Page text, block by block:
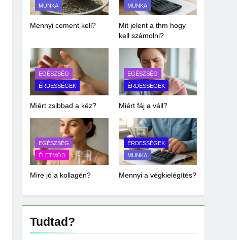
MUNKA
Mennyi cement kell?
MUNKA
Mit jelent a thm hogy
kell számolni?
EGÉSZSÉG
ÉRDESSÉGEK
Miért zsibbad a kéz?
EGÉSZSÉG
ÉRDESSÉGEK
Miért fáj a váll?
EGÉSZSÉG
ÉLETMÓD
Mire jó a kollagén?
ÉRDESSÉGEK
MUNKA
Mennyi a végkielégítés?
Tudtad?